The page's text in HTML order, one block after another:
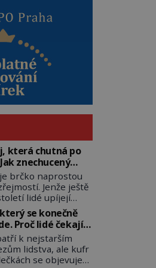
která chutná po
znechucený
vymyslel brčko
brčko naprostou
Jenže ještě
lidé upíjejí
i koktejly dutými
žita nebo žitné
Fungují sice dobře,
jednu
vlastnost po
rozmáčejí a nápoji
se konečně
Proč lidé čekají
téměř pět
k nejstarším
lidstva, ale kufr
se objevuje